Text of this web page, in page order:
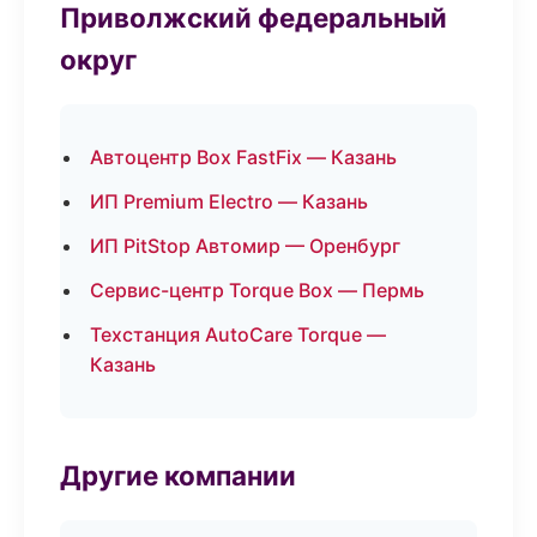
Приволжский федеральный
округ
Автоцентр Box FastFix — Казань
ИП Premium Electro — Казань
ИП PitStop Автомир — Оренбург
Сервис-центр Torque Box — Пермь
Техстанция AutoCare Torque —
Казань
Другие компании